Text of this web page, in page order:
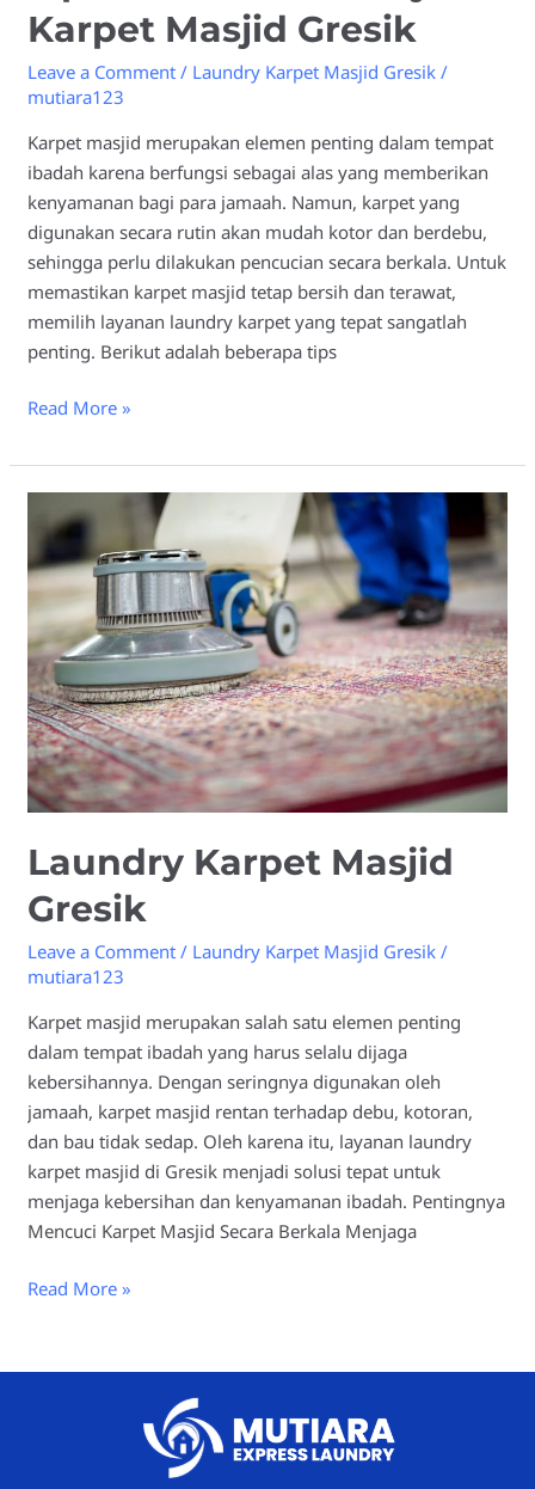
Karpet Masjid Gresik
Leave a Comment / Laundry Karpet Masjid Gresik /
mutiara123
Karpet masjid merupakan elemen penting dalam tempat
ibadah karena berfungsi sebagai alas yang memberikan
kenyamanan bagi para jamaah. Namun, karpet yang
digunakan secara rutin akan mudah kotor dan berdebu,
sehingga perlu dilakukan pencucian secara berkala. Untuk
memastikan karpet masjid tetap bersih dan terawat,
memilih layanan laundry karpet yang tepat sangatlah
penting. Berikut adalah beberapa tips
Read More »
Laundry Karpet Masjid
Gresik
Leave a Comment / Laundry Karpet Masjid Gresik /
mutiara123
Karpet masjid merupakan salah satu elemen penting
dalam tempat ibadah yang harus selalu dijaga
kebersihannya. Dengan seringnya digunakan oleh
jamaah, karpet masjid rentan terhadap debu, kotoran,
dan bau tidak sedap. Oleh karena itu, layanan laundry
karpet masjid di Gresik menjadi solusi tepat untuk
menjaga kebersihan dan kenyamanan ibadah. Pentingnya
Mencuci Karpet Masjid Secara Berkala Menjaga
Karpet
Masjid
Gresik
Read More »